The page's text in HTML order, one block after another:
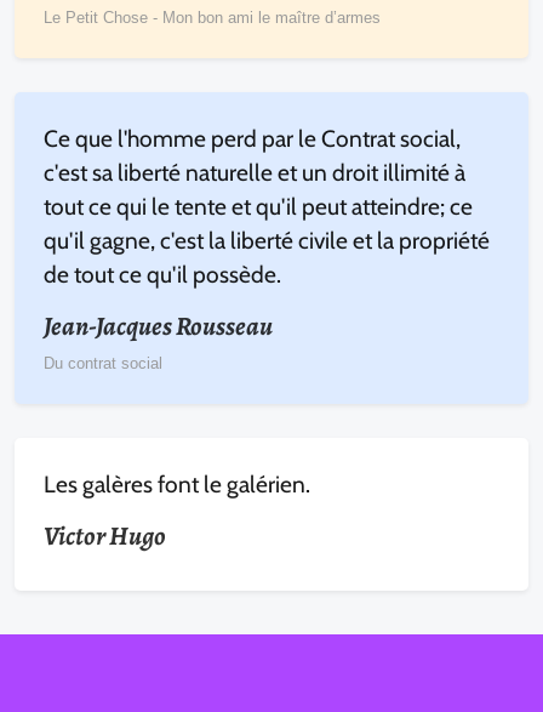
Le Petit Chose - Mon bon ami le maître d’armes
Ce que l'homme perd par le Contrat social,
c'est sa liberté naturelle et un droit illimité à
tout ce qui le tente et qu'il peut atteindre; ce
qu'il gagne, c'est la liberté civile et la propriété
de tout ce qu'il possède.
Jean-Jacques Rousseau
Du contrat social
Les galères font le galérien.
Victor Hugo